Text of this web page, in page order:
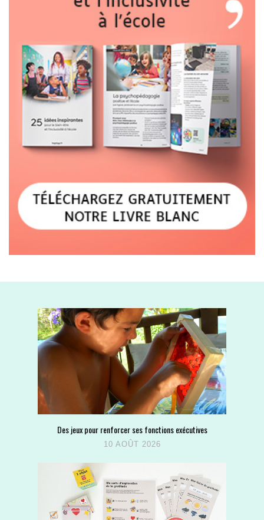
Des jeux pour renforcer ses fonctions exécutives
10 AOÛT 2026